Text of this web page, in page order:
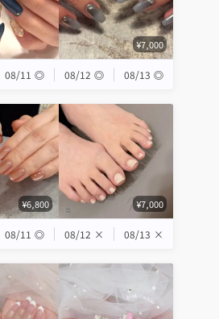
¥7,000
08/11 ◎ 08/12 ◎ 08/13 ◎
¥6,800 ¥7,000
08/11 ◎ 08/12 × 08/13 ×